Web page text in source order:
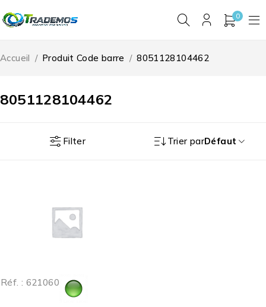
0
8051128104462
Accueil / Produit Code barre / 8051128104462
Filter Trier parDéfaut
Réf. : 621060